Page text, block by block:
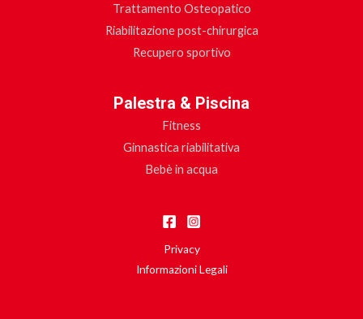
Trattamento Osteopatico
Riabilitazione post-chirurgica
Recupero sportivo
Palestra & Piscina
Fitness
Ginnastica riabilitativa
Bebè in acqua
Privacy
Informazioni Legali